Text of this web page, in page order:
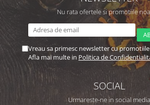
Nu rata ofertele si promotiile
Vreau sa primesc newsletter cu
Afla mai multe in Politica de
SOCIAL
Urmareste-ne in social media